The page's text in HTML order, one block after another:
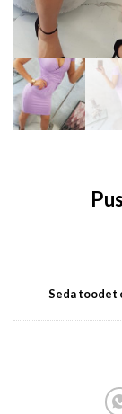
Seda toodet